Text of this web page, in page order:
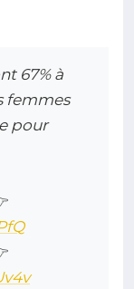
67% à
femmes
pour